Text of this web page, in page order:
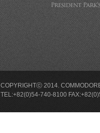
COPYRIGHTⓒ 2014.
TEL:+82(0)54-740-8100